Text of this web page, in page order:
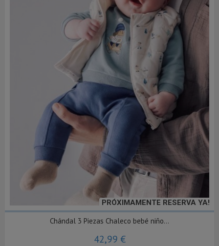
PRÓXIMAMENTE RESERVA YA!
Chándal 3 Piezas Chaleco bebé niño...
42,99 €